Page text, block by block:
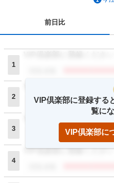
前日比
1
2
VIP倶楽部に登録ください
閲覧者数
3
4
VIP倶楽部に登録ください
VIP倶楽部に登録する
覧に
VIP倶楽部に